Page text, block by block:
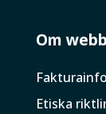
Om
Etiska